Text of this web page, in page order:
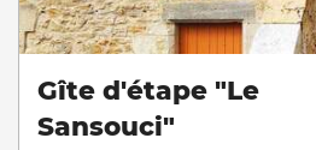
Gîte d'étape "Le
Sansouci"